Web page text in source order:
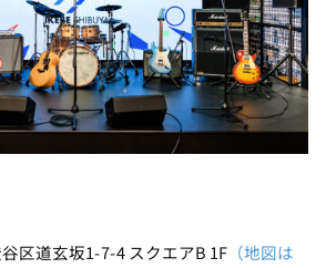
区道玄坂1-7-4 スクエアB 1F （地図は